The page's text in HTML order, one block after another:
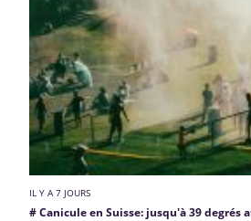
IL Y A 7 JOURS
# Canicule en Suisse: jusqu'à 39 degrés